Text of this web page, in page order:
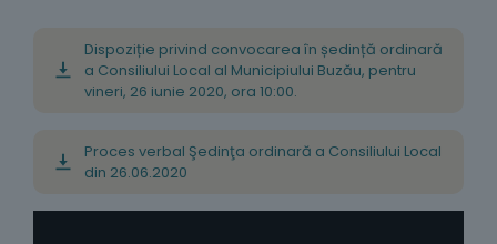
Dispoziție privind convocarea în ședință ordinară
a Consiliului Local al Municipiului Buzău, pentru
vineri, 26 iunie 2020, ora 10:00.
Proces verbal Şedinţa ordinară a Consiliului Local
din 26.06.2020